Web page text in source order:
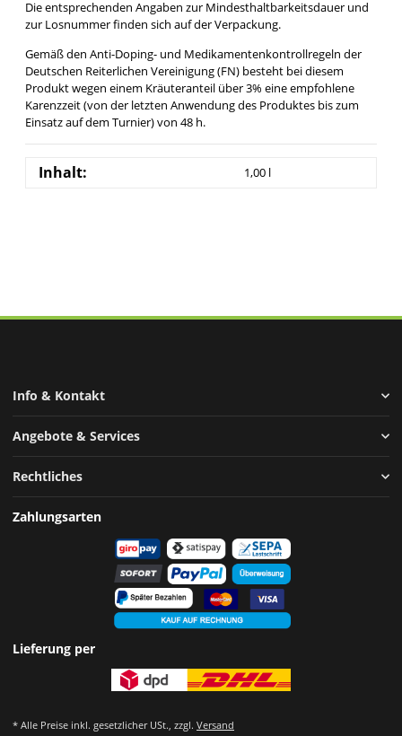
Die entsprechenden Angaben zur Mindesthaltbarkeitsdauer und
zur Losnummer finden sich auf der Verpackung.
Gemäß den Anti-Doping- und Medikamentenkontrollregeln der
Deutschen Reiterlichen Vereinigung (FN) besteht bei diesem
Produkt wegen einem Kräuteranteil über 3% eine empfohlene
Karenzzeit (von der letzten Anwendung des Produktes bis zum
Einsatz auf dem Turnier) von 48 h.
Inhalt: 1,00 l
Info & Kontakt
Angebote & Services
Rechtliches
Zahlungsarten
Lieferung per
* Alle Preise inkl. gesetzlicher USt., zzgl. Versand